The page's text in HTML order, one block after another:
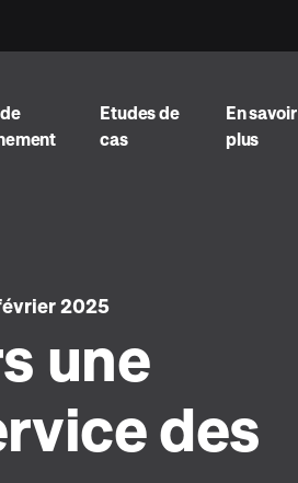
Etudes de
cas
En savoir
plus
2025
une
des